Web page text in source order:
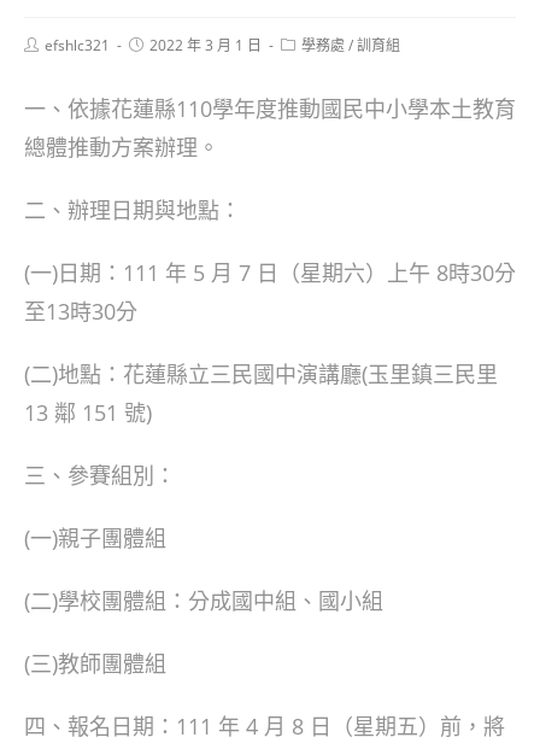
Postefshlc321
Post2022 年 3 月 1 日
Post學務處 /訓育組
一、依據花蓮縣110學年度推動國民中小學本土教育
總體推動方案辦理。
二、辦理日期與地點：
(一)日期：111 年 5 月 7 日（星期六）上午 8時30分
至13時30分
(二)地點：花蓮縣立三民國中演講廳(玉里鎮三民里
13 鄰 151 號)
三、參賽組別：
(一)親子團體組
(二)學校團體組：分成國中組、國小組
(三)教師團體組
四、報名日期：111 年 4 月 8 日（星期五）前，將